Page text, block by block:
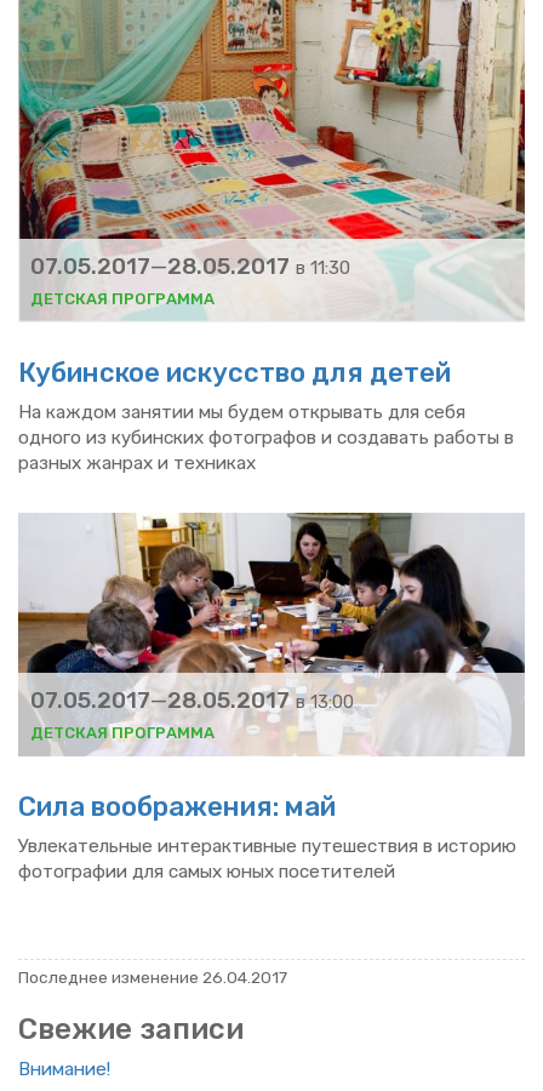
07.05.2017—28.05.2017 в 11:30
ДЕТ­СКАЯ ПРО­ГРАМ­МА
Ку­бин­ское ис­кус­ство для детей
На каж­дом за­ня­тии мы будем от­кры­вать для себя
од­но­го из ку­бин­ских фо­то­гра­фов и со­зда­вать ра­бо­ты в
раз­ных жан­рах и тех­ни­ках
07.05.2017—28.05.2017 в 13:00
ДЕТ­СКАЯ ПРО­ГРАМ­МА
Сила во­об­ра­же­ния: май
Увле­ка­тель­ные ин­тер­ак­тив­ные пу­те­ше­ствия в ис­то­рию
фо­то­гра­фии для самых юных по­се­ти­те­лей
По­след­нее из­ме­не­ние 26.04.2017
Све­жие за­пи­си
Вни­ма­ние!